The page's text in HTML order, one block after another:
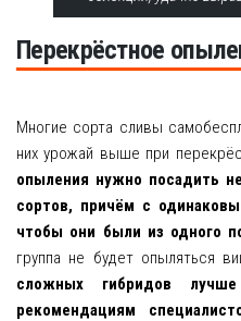
Перекрёстное
Многие сорта сливы
них урожай выше при
опыления нужно посадить
сортов, причём с
чтобы они были из одного
группа не будет опыляться
сложных гибридов
рекомендациям